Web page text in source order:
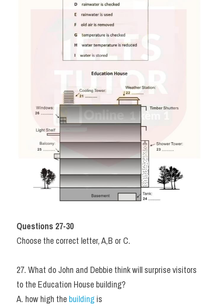
Questions 27-30
Choose the correct letter, A,B or C.
27. What do John and Debbie think will surprise visitors
to the Education House building?
A. how high the building is